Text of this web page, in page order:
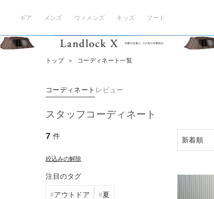
ギア メンズ ウィメンズ キッズ フード
トップ ＞ コーディネート一覧
コーディネート レビュー
スタッフコーディネート
7 件
絞込みの解除
注目のタグ
アウトドア 夏